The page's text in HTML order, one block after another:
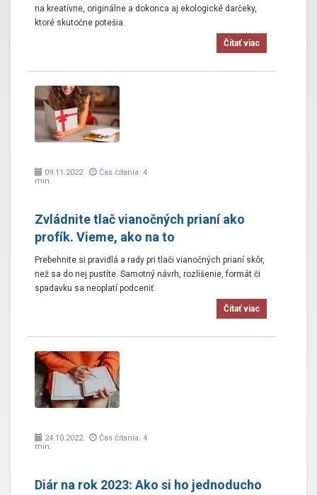
na kreatívne, originálne a dokonca aj ekologické darčeky,
ktoré skutočne potešia.
Čítať viac
09.11.2022
Čas čítania: 4
min.
Zvládnite tlač vianočných prianí ako
profík. Vieme, ako na to
Prebehnite si pravidlá a rady pri tlači vianočných prianí skôr,
než sa do nej pustíte. Samotný návrh, rozlíšenie, formát či
spadavku sa neoplatí podceniť.
Čítať viac
24.10.2022
Čas čítania: 4
min.
Diár na rok 2023: Ako si ho jednoducho